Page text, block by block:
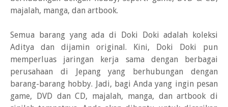
majalah, manga, dan artbook.
Semua barang yang ada di Doki Doki adalah koleksi
Aditya dan dijamin original. Kini, Doki Doki pun
memperluas jaringan kerja sama dengan berbagai
perusahaan di Jepang yang berhubungan dengan
barang-barang hobby. Jadi, bagi Anda yang ingin pesan
game, DVD dan CD, majalah, manga, dan artbook di